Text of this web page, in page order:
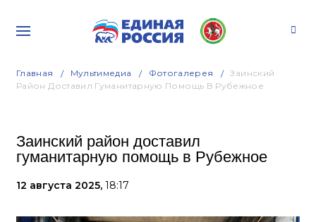
Главная Мультимедиа Фотогалерея
Заинский
Район Доставил Гуманитарную Помощь В Рубежное
Заинский район доставил
гуманитарную помощь в Рубежное
12 августа 2025, 18:17